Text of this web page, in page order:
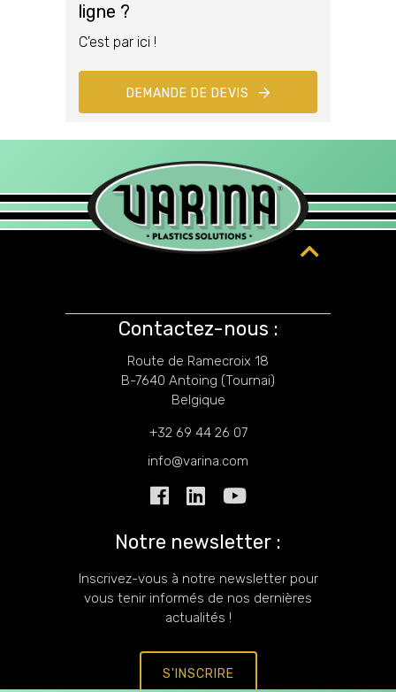
ligne ?
C'est par ici !
DEMANDE DE DEVIS
Contactez-nous :
Route de Ramecroix 18
B-7640 Antoing (Tournai)
Belgique
+32 69 44 26 07
info@varina.com
Notre newsletter :
Inscrivez-vous à notre newsletter pour
vous tenir informés de nos dernières
actualités !
S'INSCRIRE